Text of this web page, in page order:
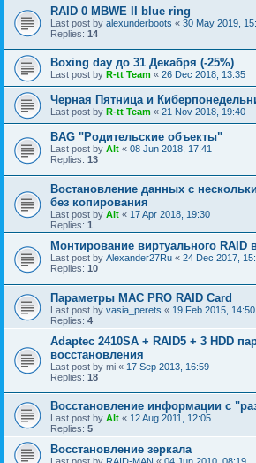
RAID 0 MBWE II blue ring
Last post by alexunderboots « 30 May 2019,
Replies: 14
Boxing day до 31 Декабря (-25%)
Last post by R-tt Team « 26 Dec 2018, 13:35
Черная Пятница и
Last post by R-tt Team « 21 Nov 2018, 19:40
BAG "Родительские объекты"
Last post by Alt « 08 Jun 2018, 17:41
Replies: 13
Востановление данных с
без копирования
Last post by Alt « 17 Apr 2018, 19:30
Replies: 1
Монтирование виртуального RAID
Last post by Alexander27Ru « 24 Dec 2017,
Replies: 10
Параметры МАС PRO RAID Card
Last post by vasia_perets « 19 Feb 2015, 14:50
Replies: 4
Adaptec 2410SA + RAID5 + 3 HDD
восстановления
Last post by mi « 17 Sep 2013, 16:59
Replies: 18
Восстановление информации с
Last post by Alt « 12 Aug 2011, 12:05
Replies: 5
Восстановление зеркала